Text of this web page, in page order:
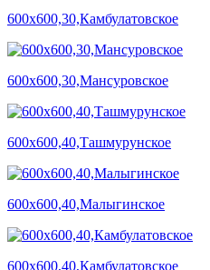
600х600,30,Камбулатовское
600х600,30,Мансуровское
600х600,40,Ташмурунское
600х600,40,Малыгинское
600х600,40,Камбулатовское